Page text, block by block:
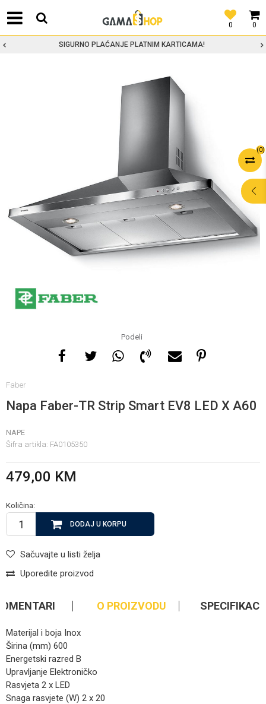
0
0
SIGURNO PLAĆANJE PLATNIM KARTICAMA!
(0)
Podeli
Faber
Napa Faber-TR Strip Smart EV8 LED X A60
NAPE
Šifra artikla: FA0105350
479,00 KM
Količina:
DODAJ U KORPU
Sačuvajte u listi želja
Uporedite proizvod
POMOĆ PRI
KUPOVINI
nedelje
O PROIZVODU
Materijal i boja Inox
Širina (mm) 600
Energetski razred B
Upravljanje Elektroničko
Rasvjeta 2 x LED
Snaga rasvjete (W) 2 x 20